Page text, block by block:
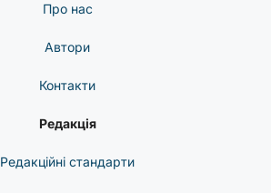
Про нас
Автори
Контакти
Редакція
Редакційні стандарти